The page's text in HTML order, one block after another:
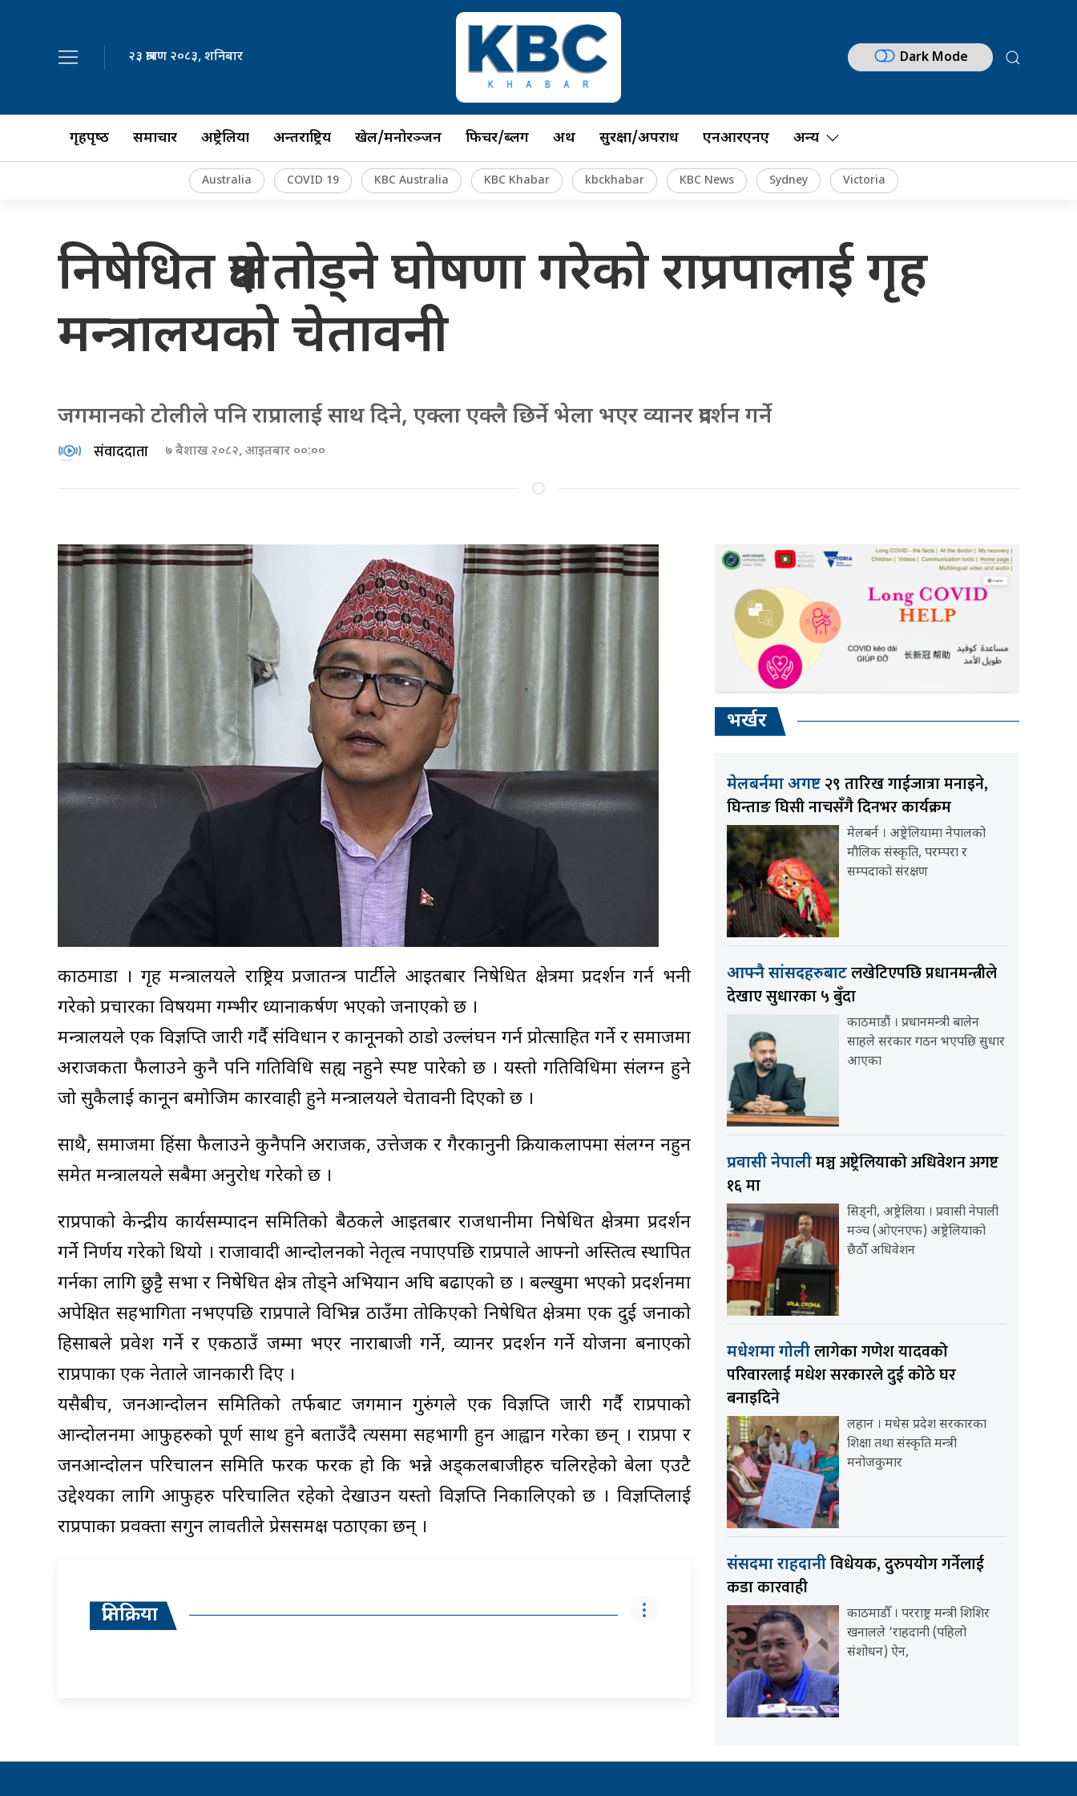
२३ श्रावण २०८३, शनिबार Dark Mode
गृहपृष्‍ठ समाचार अष्ट्रेलिया अन्तर्राष्ट्रिय खेल/मनोरञ्जन फिचर/ब्लग अर्थ सुरक्षा/अपराध एनआरएनए अन्य
Australia COVID 19 KBC Australia KBC Khabar kbckhabar KBC News Sydney Victoria
निषेधित क्षेत्र तोड्ने घोषणा गरेको राप्रपालाई गृह
मन्त्रालयको चेतावनी
जगमानको टोलीले पनि राप्रपालाई साथ दिने, एक्ला एक्लै छिर्ने भेला भएर व्यानर प्रदर्शन गर्ने
संवाददाता ७ बैशाख २०८२, आइतबार ००:००
काठमाडौं । गृह मन्त्रालयले राष्ट्रिय प्रजातन्त्र पार्टीले आइतबार निषेधित क्षेत्रमा प्रदर्शन गर्न भनी
गरेको प्रचारका विषयमा गम्भीर ध्यानाकर्षण भएको जनाएको छ ।
मन्त्रालयले एक विज्ञप्ति जारी गर्दै संविधान र कानूनको ठाडो उल्लंघन गर्न प्रोत्साहित गर्ने र समाजमा
अराजकता फैलाउने कुनै पनि गतिविधि सह्य नहुने स्पष्ट पारेको छ । यस्तो गतिविधिमा संलग्न हुने
जो सुकैलाई कानून बमोजिम कारवाही हुने मन्त्रालयले चेतावनी दिएको छ ।
साथै, समाजमा हिंसा फैलाउने कुनैपनि अराजक, उत्तेजक र गैरकानुनी क्रियाकलापमा संलग्न नहुन
समेत मन्त्रालयले सबैमा अनुरोध गरेको छ ।
राप्रपाको केन्द्रीय कार्यसम्पादन समितिको बैठकले आइतबार राजधानीमा निषेधित क्षेत्रमा प्रदर्शन
गर्ने निर्णय गरेको थियो । राजावादी आन्दोलनको नेतृत्व नपाएपछि राप्रपाले आफ्नो अस्तित्व स्थापित
गर्नका लागि छुट्टै सभा र निषेधित क्षेत्र तोड्ने अभियान अघि बढाएको छ । बल्खुमा भएको प्रदर्शनमा
अपेक्षित सहभागिता नभएपछि राप्रपाले विभिन्न ठाउँमा तोकिएको निषेधित क्षेत्रमा एक दुई जनाको
हिसाबले प्रवेश गर्ने र एकठाउँ जम्मा भएर नाराबाजी गर्ने, व्यानर प्रदर्शन गर्ने योजना बनाएको
राप्रपाका एक नेताले जानकारी दिए ।
यसैबीच, जनआन्दोलन समितिको तर्फबाट जगमान गुरुंगले एक विज्ञप्ति जारी गर्दै राप्रपाको
आन्दोलनमा आफुहरुको पूर्ण साथ हुने बताउँदै त्यसमा सहभागी हुन आह्वान गरेका छन् । राप्रपा र
जनआन्दोलन परिचालन समिति फरक फरक हो कि भन्ने अड्कलबाजीहरु चलिरहेको बेला एउटै
उद्देश्यका लागि आफुहरु परिचालित रहेको देखाउन यस्तो विज्ञप्ति निकालिएको छ । विज्ञप्तिलाई
राप्रपाका प्रवक्ता सगुन लावतीले प्रेससमक्ष पठाएका छन् ।
प्रतिक्रिया
भर्खर
मेलबर्नमा अगष्ट २९ तारिख गाईजात्रा मनाइने,
घिन्ताङ घिसी नाचसँगै दिनभर कार्यक्रम
मेलबर्न । अष्ट्रेलियामा नेपालको
मौलिक संस्कृति, परम्परा र
सम्पदाको संरक्षण
आफ्नै सांसदहरुबाटलखेटिएपछि प्रधानमन्त्रीले
देखाए सुधारका ५ बुँदा
काठमाडौं । प्रधानमन्त्री बालेन
साहले सरकार गठन भएपछि सुधार
आएका
प्रवासी नेपालीमञ्च अष्ट्रेलियाको अधिवेशन अगष्ट
१६ मा
सिड्नी, अष्ट्रेलिया । प्रवासी नेपाली
मञ्च (ओएनएफ) अष्ट्रेलियाको
छैठौँ अधिवेशन
मधेशमा गोलीलागेका गणेश यादवको
परिवारलाई मधेश सरकारले दुई कोठे घर
बनाइदिने
लहान । मधेस प्रदेश सरकारका
शिक्षा तथा संस्कृति मन्त्री
मनोजकुमार
संसदमा राहदानीविधेयक, दुरुपयोग गर्नेलाई
कडा कारवाही
काठमाडौँ । परराष्ट्र मन्त्री शिशिर
खनालले ‘राहदानी (पहिलो
संशोधन) ऐन,